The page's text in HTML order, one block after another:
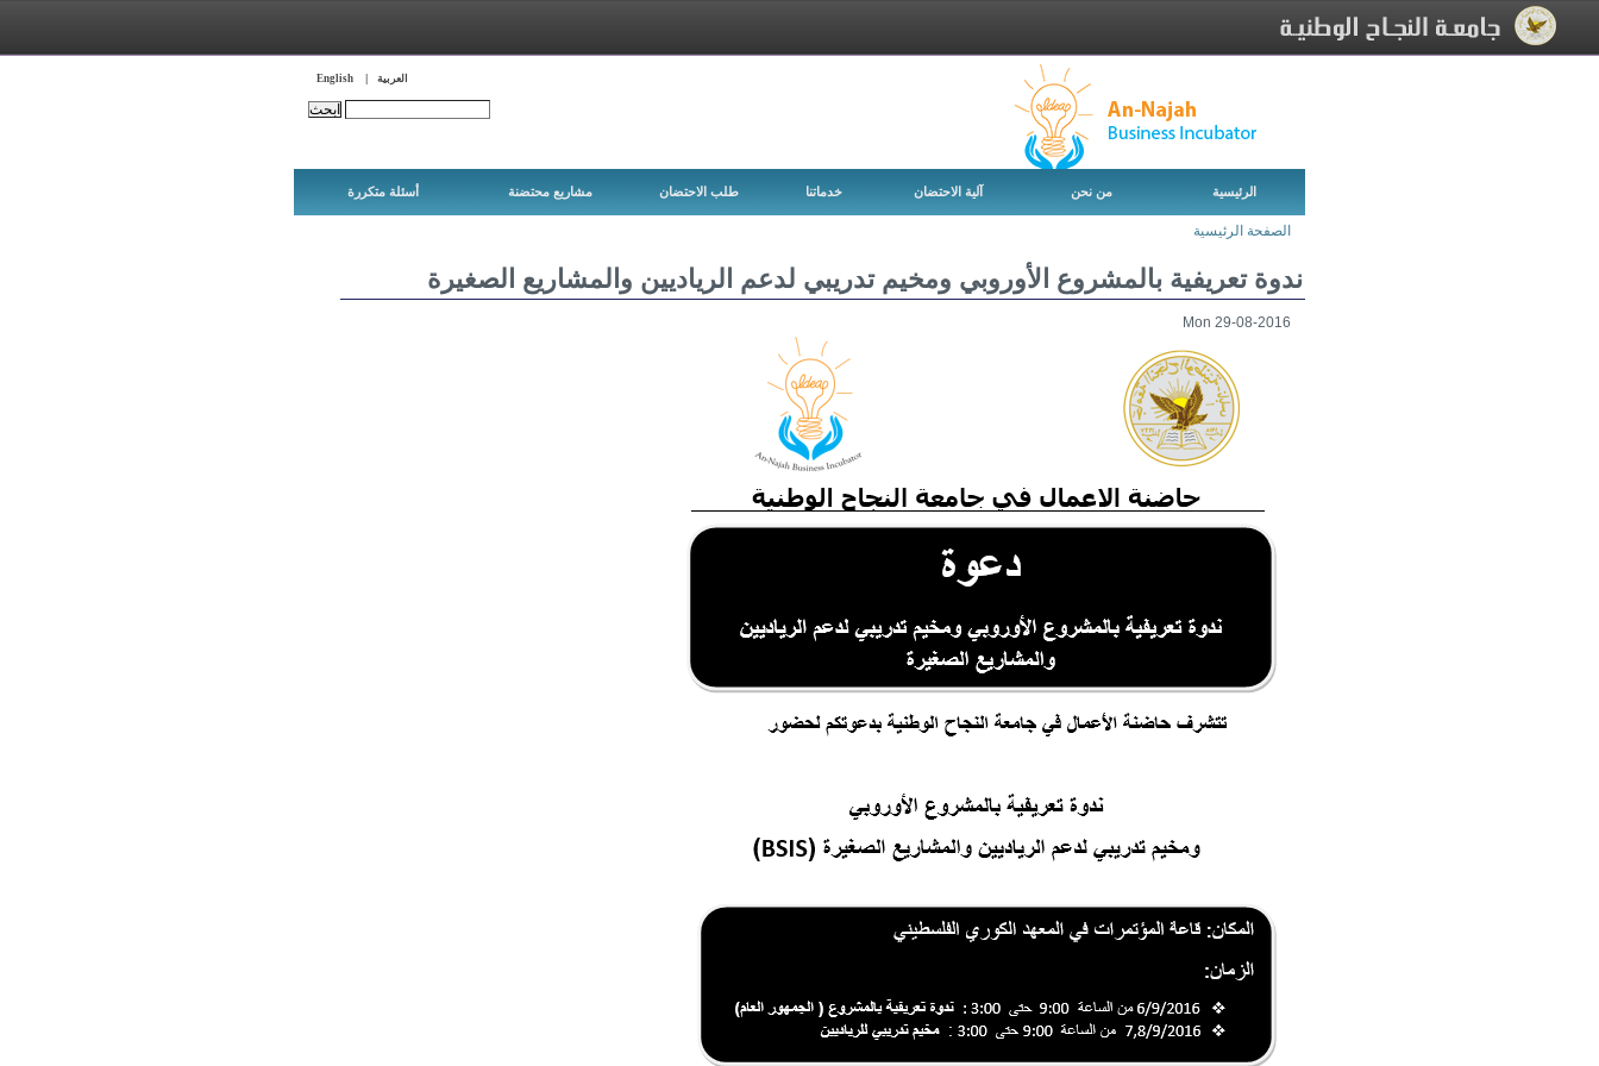
العربية English
Search this site:
الرئيسية من نحن آلية الاحتضان خدماتنا طلب الاحتضان مشاريع محتضنة أسئلة متكررة
الصفحة الرئيسية
ندوة تعريفية بالمشروع الأوروبي ومخيم تدريبي لدعم الرياديين والمشاريع الصغيرة
Mon 29-08-2016